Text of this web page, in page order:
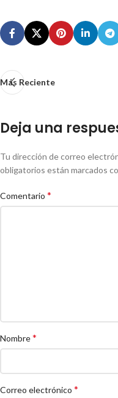
Más Reciente
Deja una
Tu dirección de correo
obligatorios están marcados
Comentario *
Nombre*
Correo electrónico *